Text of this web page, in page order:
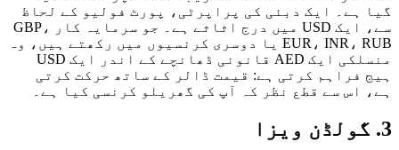
ایک دبئی کی پراپرٹی، پورٹ فولیو کے لحاظ
سے، ایک USD میں درج اثاثے ہے۔ جو سرمایہ کار GBP،
EUR، INR، RUB یا دوسری کرنسیوں میں رکھتے ہیں، وہ
منسلکی ایک AED قانونی ڈھانچے کے اندر ایک USD
کرتی ہے: قیمت ڈالر کے ساتھ حرکت کرتی
سے قطع نظر کہ آپ کی گھریلو کرنسی کیا ہے۔